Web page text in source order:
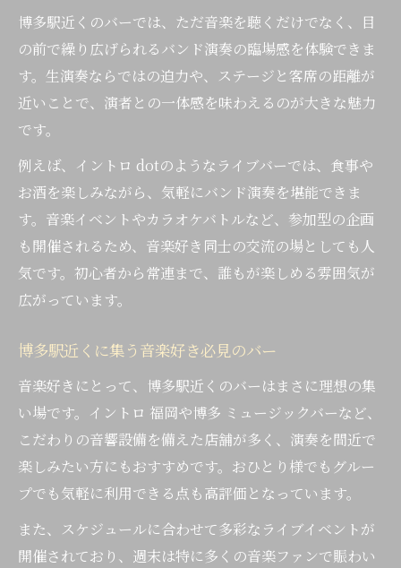
博多駅近くのバーでは、ただ音楽を聴くだけでなく、目
の前で繰り広げられるバンド演奏の臨場感を体験できま
す。生演奏ならではの迫力や、ステージと客席の距離が
近いことで、演者との一体感を味わえるのが大きな魅力
です。
例えば、イントロ dotのようなライブバーでは、食事や
お酒を楽しみながら、気軽にバンド演奏を堪能できま
す。音楽イベントやカラオケバトルなど、参加型の企画
も開催されるため、音楽好き同士の交流の場としても人
気です。初心者から常連まで、誰もが楽しめる雰囲気が
広がっています。
博多駅近くに集う音楽好き必見のバー
音楽好きにとって、博多駅近くのバーはまさに理想の集
い場です。イントロ 福岡や博多 ミュージックバーなど、
こだわりの音響設備を備えた店舗が多く、演奏を間近で
楽しみたい方にもおすすめです。おひとり様でもグルー
プでも気軽に利用できる点も高評価となっています。
また、スケジュールに合わせて多彩なライブイベントが
開催されており、週末は特に多くの音楽ファンで賑わい